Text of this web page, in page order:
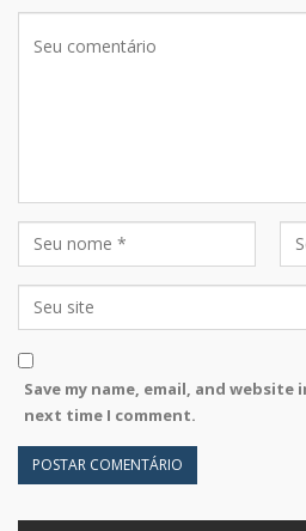
Save my name, email, and
next time I comment.